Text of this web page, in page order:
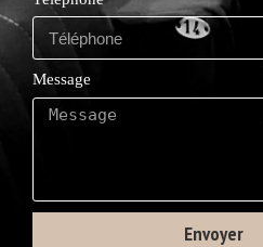
Message
Envoyer